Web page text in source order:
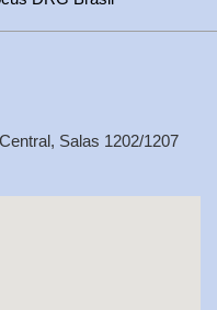
Salas 1202/1207